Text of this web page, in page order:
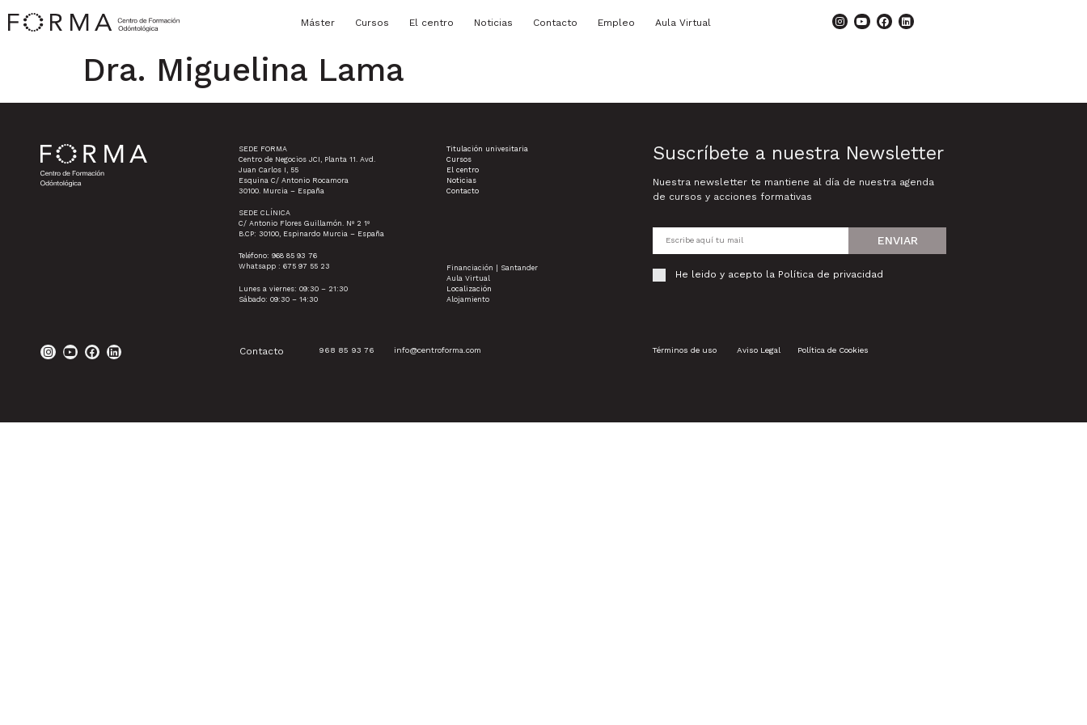
Máster Cursos El centro Noticias Contacto Empleo Aula Virtual
Dra. Miguelina Lama
SEDE FORMA
Centro de Negocios JCI, Planta 11. Avd.
Juan Carlos I, 55
Esquina C/ Antonio Rocamora
30100. Murcia – España
SEDE CLÍNICA
C/ Antonio Flores Guillamón. Nº 2 1º
B.CP: 30100, Espinardo Murcia – España
Teléfono: 968 85 93 76
Whatsapp : 675 97 55 23
Lunes a viernes: 09:30 – 21:30
Sábado: 09:30 – 14:30
Titulación univesitaria
Cursos
El centro
Noticias
Contacto
Financiación | Santander
Aula Virtual
Localización
Alojamiento
Suscríbete a nuestra Newsletter
Nuestra newsletter te mantiene al día de nuestra agenda
de cursos y acciones formativas
He leido y acepto la Política de privacidad
ENVIAR
Contacto 968 85 93 76 info@centroforma.com Términos de uso Aviso Legal Política de Cookies